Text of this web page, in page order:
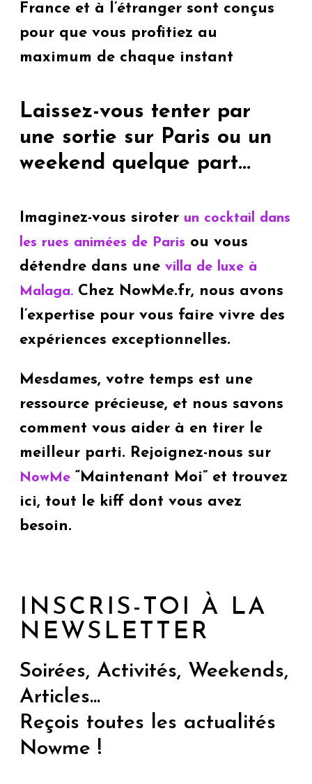
France et à l’étranger sont conçus
pour que vous profitiez au
maximum de chaque instant
Laissez-vous tenter par
une sortie sur Paris ou un
weekend quelque part...
Imaginez-vous siroter un cocktail dans
les rues animées de Paris ou vous
détendre dans une villa de luxe à
Malaga. Chez NowMe.fr, nous avons
l’expertise pour vous faire vivre des
expériences exceptionnelles.
Mesdames, votre temps est une
ressource précieuse, et nous savons
comment vous aider à en tirer le
meilleur parti. Rejoignez-nous sur
NowMe “Maintenant Moi” et trouvez
ici, tout le kiff dont vous avez
besoin.
INSCRIS-TOI À LA
NEWSLETTER
Soirées, Activités, Weekends,
Articles...
Reçois toutes les actualités
Nowme !